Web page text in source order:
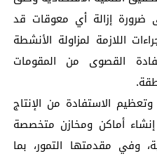
إزالة أي معوقات قد
اللازمة لمزاولة الأنشطة
القصوى من المقومات
الاستفادة من الإنتاج
أماكن ومخازن متخصصة
وفي مقدمتها التمور، بما